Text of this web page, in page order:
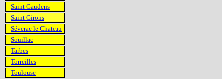
Saint Gaudens
Saint Girons
Séverac le Chateau
Souillac
Tarbes
Torreilles
Toulouse